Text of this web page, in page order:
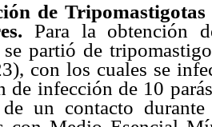
de
Para la obtención
se partió de
con los cuales se
de infección de 10
un contacto